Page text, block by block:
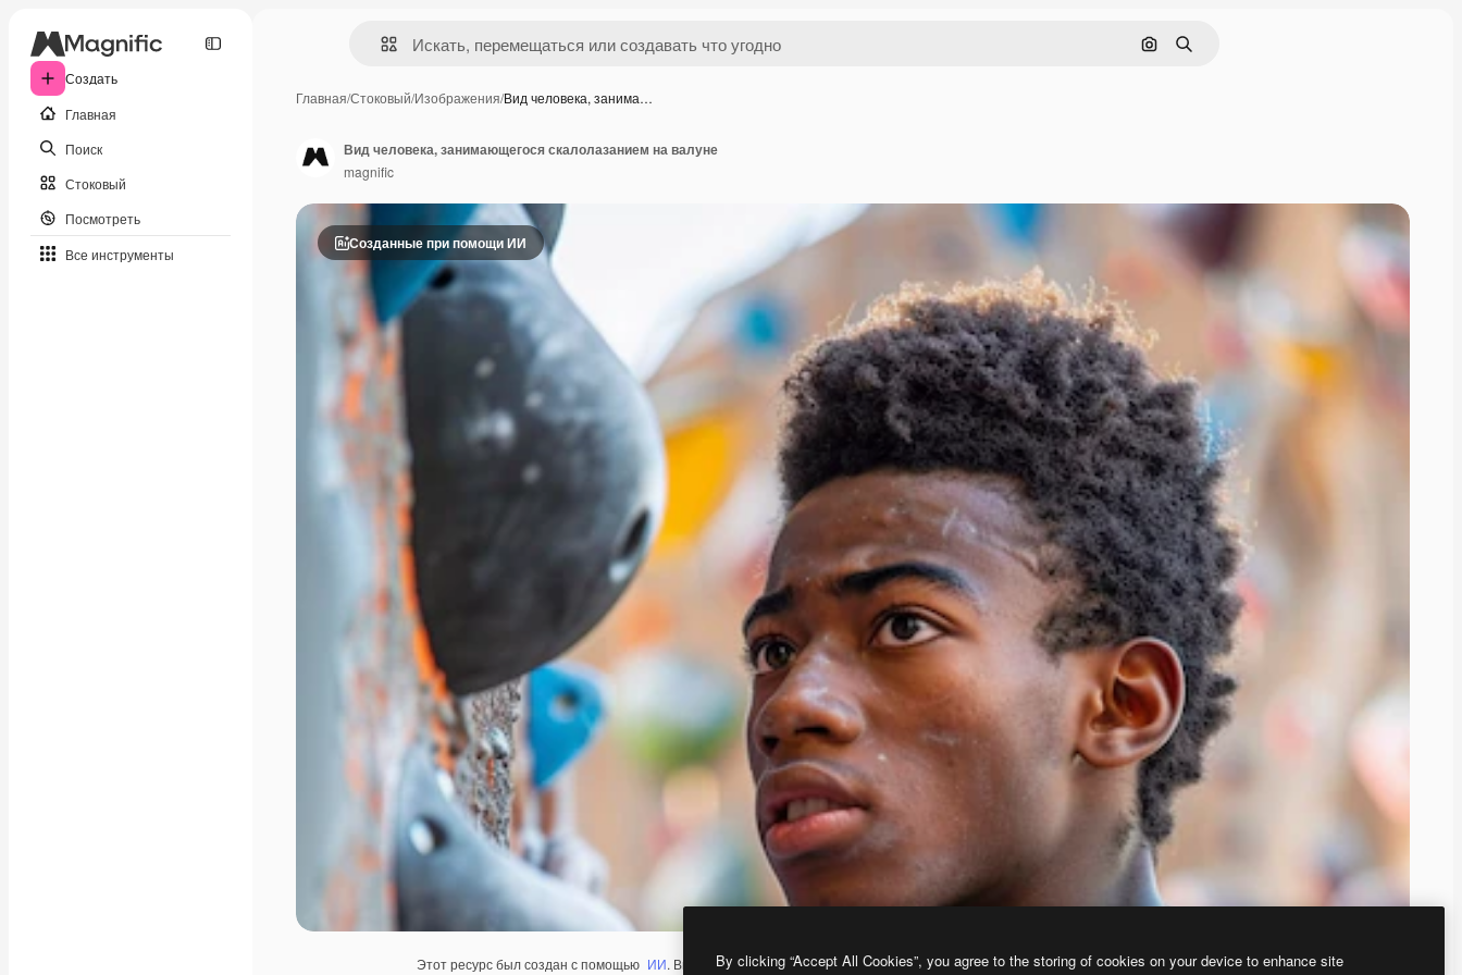
Создать
Главная
Поиск
Стоковый
Посмотреть
Все инструменты
Поиск по изображению
Поиск
Главная/Стоковый/Изображения/Вид человека, занима…
Созданные при помощи ИИ
Этот ресурс был создан с помощью ИИ. Вы можете создать свой собственный с помощью нашего генератора изображений на основе ИИ.
Вид человека, занимающегося скалолазанием на валуне
magnific
By clicking “Accept All Cookies”, you agree to the storing of cookies on your device to enhance site